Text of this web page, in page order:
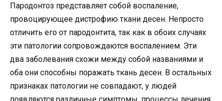
Пародонтоз представляет собой воспаление,
провоцирующее дистрофию ткани десен. Непросто
отличить его от пародонтита, так как в обоих случаях
эти патологии сопровождаются воспалением. Эти
два заболевания схожи между собой названиями и
оба они способны поражать ткань десен. В остальных
признаках патологии не совпадают, у людей